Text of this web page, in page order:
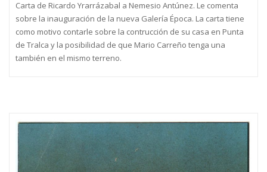
Carta de Ricardo Yrarrázabal a Nemesio Antúnez. Le comenta
sobre la inauguración de la nueva Galería Época. La carta tiene
como motivo contarle sobre la contrucción de su casa en Punta
de Tralca y la posibilidad de que Mario Carreño tenga una
también en el mismo terreno.